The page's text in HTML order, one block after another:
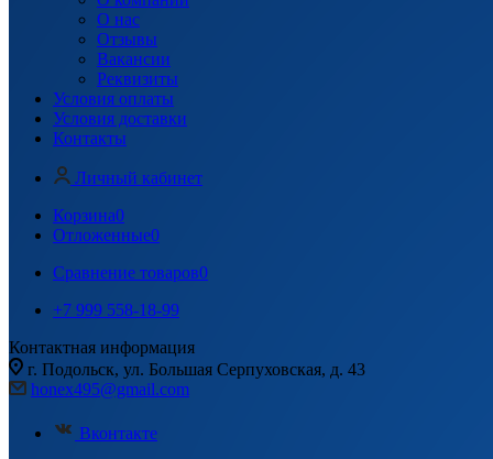
О нас
Отзывы
Вакансии
Реквизиты
Условия оплаты
Условия доставки
Контакты
Личный кабинет
Корзина0
Отложенные0
Сравнение товаров0
+7 999 558-18-99
Контактная информация
г. Подольск, ул. Большая Серпуховская, д. 43
honex495@gmail.com
Вконтакте